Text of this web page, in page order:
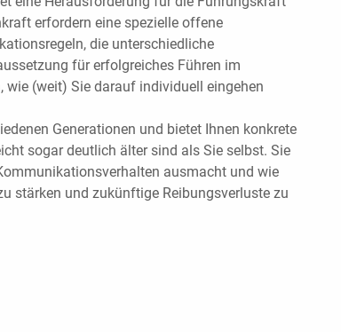
erfordern eine spezielle offene
die unterschiedliche
für erfolgreiches Führen im
wie (weit) Sie darauf individuell eingehen
Generationen und bietet Ihnen konkrete
sogar deutlich älter sind als Sie selbst. Sie
ausmacht und wie
stärken und zukünftige Reibungsverluste zu